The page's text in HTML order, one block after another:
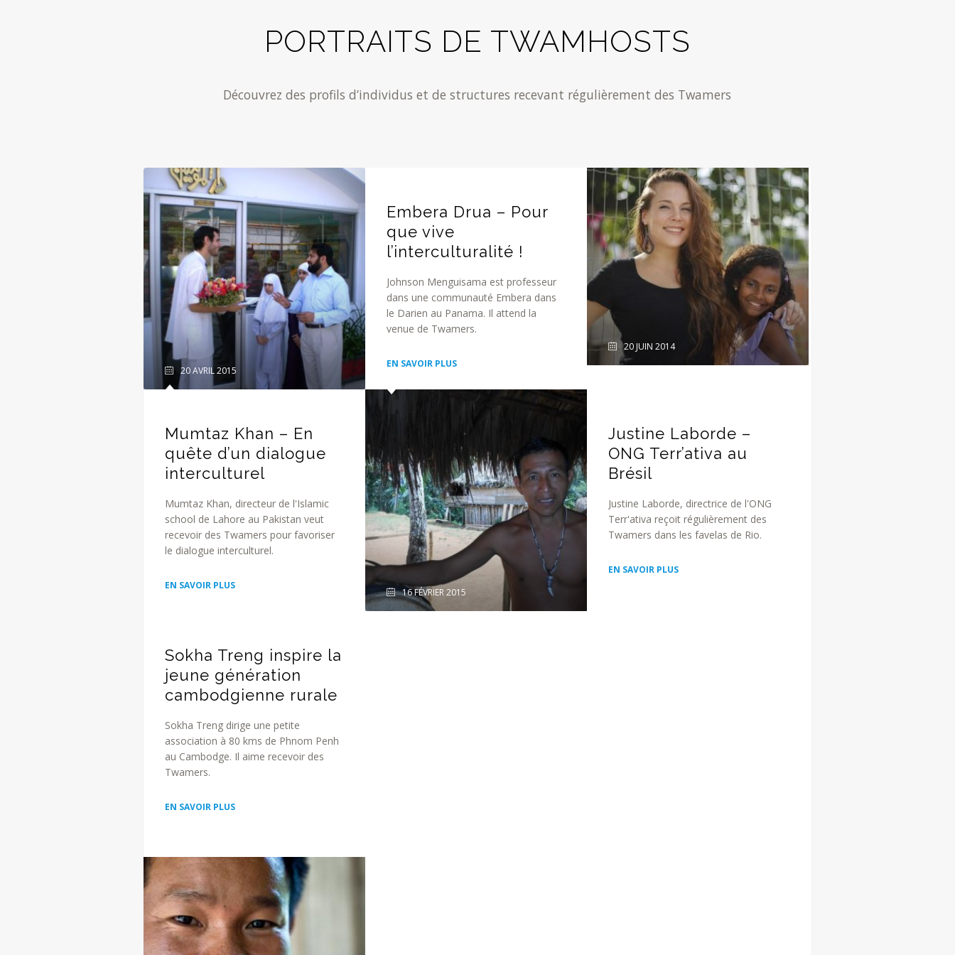
PORTRAITS DE TWAMHOSTS
Découvrez des profils d’individus et de structures recevant régulièrement des Twamers
20 AVRIL 2015
Mumtaz Khan – En
quête d’un dialogue
interculturel
Mumtaz Khan, directeur de l'Islamic
school de Lahore au Pakistan veut
recevoir des Twamers pour favoriser
le dialogue interculturel.
EN SAVOIR PLUS
16 FÉVRIER 2015
Embera Drua – Pour
que vive
l’interculturalité !
Johnson Menguisama est professeur
dans une communauté Embera dans
le Darien au Panama. Il attend la
venue de Twamers.
EN SAVOIR PLUS
20 JUIN 2014
Justine Laborde –
ONG Terr’ativa au
Brésil
Justine Laborde, directrice de l'ONG
Terr'ativa reçoit régulièrement des
Twamers dans les favelas de Rio.
EN SAVOIR PLUS
Sokha Treng inspire la
jeune génération
cambodgienne rurale
Sokha Treng dirige une petite
association à 80 kms de Phnom Penh
au Cambodge. Il aime recevoir des
Twamers.
EN SAVOIR PLUS